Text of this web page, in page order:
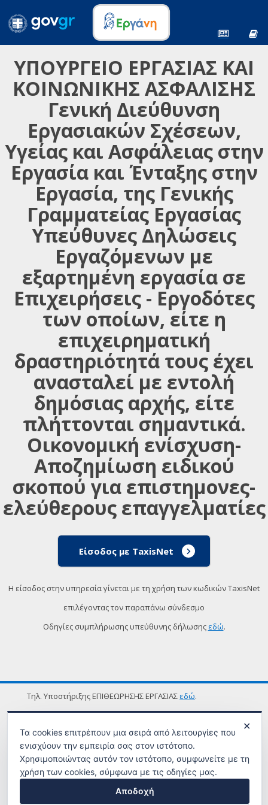
ΥΠΟΥΡΓΕΙΟ ΕΡΓΑΣΙΑΣ ΚΑΙ
ΚΟΙΝΩΝΙΚΗΣ ΑΣΦΑΛΙΣΗΣ
Γενική Διεύθυνση
Εργασιακών Σχέσεων,
Υγείας και Ασφάλειας στην
Εργασία και Ένταξης στην
Εργασία, της Γενικής
Γραμματείας Εργασίας
Υπεύθυνες Δηλώσεις
Εργαζόμενων με
εξαρτημένη εργασία σε
Επιχειρήσεις - Εργοδότες
των οποίων, είτε η
επιχειρηματική
δραστηριότητά τους έχει
ανασταλεί με εντολή
δημόσιας αρχής, είτε
πλήττονται σημαντικά.
Οικονομική ενίσχυση-
Αποζημίωση ειδικού
σκοπού για επιστημονες-
ελεύθερους επαγγελματίες
Είσοδος με TaxisNet
Η είσοδος στην υπηρεσία γίνεται με τη χρήση των κωδικών TaxisNet
επιλέγοντας τον παραπάνω σύνδεσμο
Οδηγίες συμπλήρωσης υπεύθυνης δήλωσης εδώ.
Τηλ. Υποστήριξης ΕΠΙΘΕΩΡΗΣΗΣ ΕΡΓΑΣΙΑΣ εδώ.
ΟΡΟΙ ΧΡΗΣΗΣ
✕
Τα cookies επιτρέπουν μια σειρά από λειτουργίες που
ενισχύουν την εμπειρία σας στον ιστότοπο.
Χρησιμοποιώντας αυτόν τον ιστότοπο, συμφωνείτε με τη
χρήση των cookies, σύμφωνα με τις οδηγίες μας.
Αποδοχή